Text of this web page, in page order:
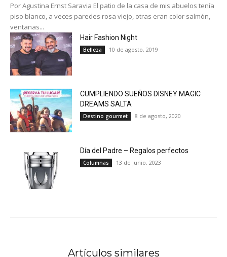
Por Agustina Ernst Saravia El patio de la casa de mis abuelos tenía
piso blanco, a veces paredes rosa viejo, otras eran color salmón,
ventanas...
Hair Fashion Night
Belleza 10 de agosto, 2019
CUMPLIENDO SUEÑOS DISNEY MAGIC
DREAMS SALTA
Destino gourmet 8 de agosto, 2020
Día del Padre – Regalos perfectos
Columnas 13 de junio, 2023
Artículos similares